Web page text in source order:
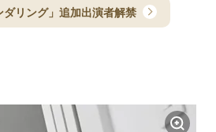
リング」追加出演者解禁